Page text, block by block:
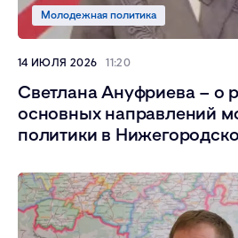
Светлана Ануфриева – о
основных направлений
политики в
Молодежная политика
14 ИЮЛЯ 2026 11:20